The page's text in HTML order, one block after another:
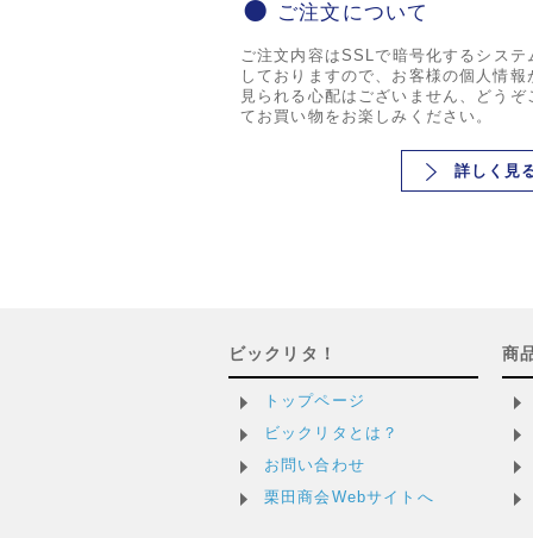
ご注文について
ご注文内容はSSLで暗号化するシステ
しておりますので、お客様の個人情報
見られる心配はございません、どうぞ
てお買い物をお楽しみください。
詳しく見
ビックリタ！
トップページ
ビックリタとは？
お問い合わせ
栗田商会Webサイトへ
商